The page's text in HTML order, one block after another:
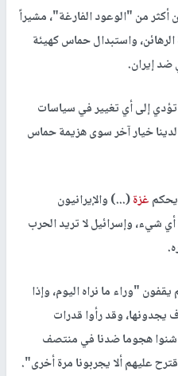
من "الوعود الفارغة"، مشيراً
واستبدال حماس كهيئة
ضد إيران.
إلى أي تغيير في سياسات
لدينا خيار آخر سوى هزيمة حماس
غزة(...) والإيرانيون
شيء، وإسرائيل لا تريد الحرب
"وراء ما نراه اليوم، وإذا
وقد رأوا قدرات
شنوا هجوما ضدنا في منتصف
عليهم ألا يجربونا مرة أخرى".